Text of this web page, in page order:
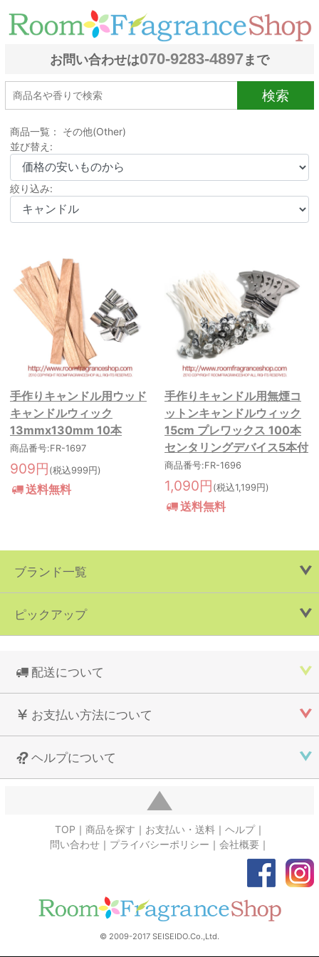
お問い合わせは070-9283-4897まで
検索
商品一覧： その他(Other)
並び替え:
絞り込み:
手作りキャンドル用ウッド
キャンドルウィック
13mmx130mm 10本
商品番号:FR-1697
909円 (税込999円)
送料無料
手作りキャンドル用無煙コ
ットンキャンドルウィック
15cm プレワックス 100本
センタリングデバイス5本付
商品番号:FR-1696
1,090円 (税込1,199円)
送料無料
ブランド一覧
ピックアップ
配送について
お支払い方法について
ヘルプについて
TOP 商品を探す お支払い・送料
ヘルプ
問い合わせ
プライバシーポリシー 会社概要
© 2009-2017 SEISEIDO.Co.,Ltd.